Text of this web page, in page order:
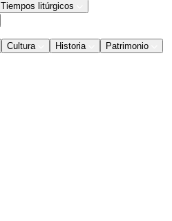
Tiempos litúrgicos
Cultura Historia
Patrimonio